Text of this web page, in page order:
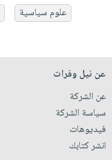
علوم سياسية
عن نيل وفرات
عن الشركة
سياسة الشركة
فيديوهات
انشر كتابك